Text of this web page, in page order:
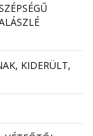
KIDERÜLT,